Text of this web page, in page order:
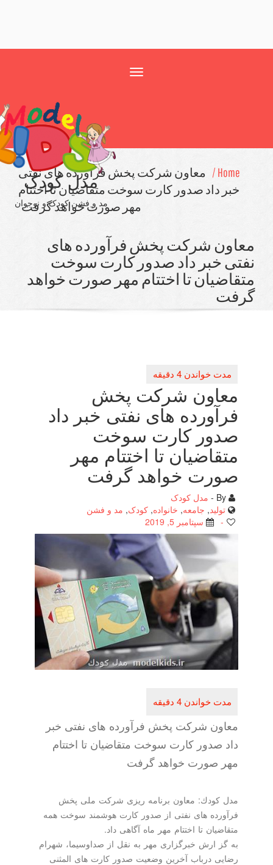
مدل کودک
مد و فشن کودک و نوجوان
معاون شركت پخش فرآورده های نفتی
خبر داد صدور كارت سوخت متقاضیان تا اختتام
مهر صورت خواهد گرفت
شركت پخش فرآورده های
خبر داد صدور كارت سوخت
تا اختتام مهر صورت خواهد
معاون شركت پخش
فرآورده های نفتی خبر داد
صدور كارت سوخت
متقاضیان تا اختتام مهر
صورت خواهد گرفت
مدل کودک
جامعه,خانواده, کودک,مد و فشن
سپتامبر 5, 2019
معاون شركت پخش فرآورده های نفتی خبر
داد صدور كارت سوخت متقاضیان تا اختتام
مهر صورت خواهد گرفت
مدل كودك: معاون برنامه ریزی شركت ملی پخش
فرآورده های نفتی از صدور كارت هوشمند سوخت همه
متقاضیان تا اختتام مهر ماه آگاهی داد.
به گز ارش خبرگزاری مهر به نقل از صداوسیما، شهرام
رضایی درباب آخرین وضعیت صدور كارت های المثنی